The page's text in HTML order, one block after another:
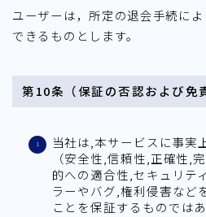
ユーザーは，所定の退会手続に
できるものとします。
第10条（保証の否認および免
当社は,本サービスに事実
（安全性,信頼性,正確性,
的への適合性,セキュリテ
ラーやバグ,権利侵害など
ことを保証するものでは